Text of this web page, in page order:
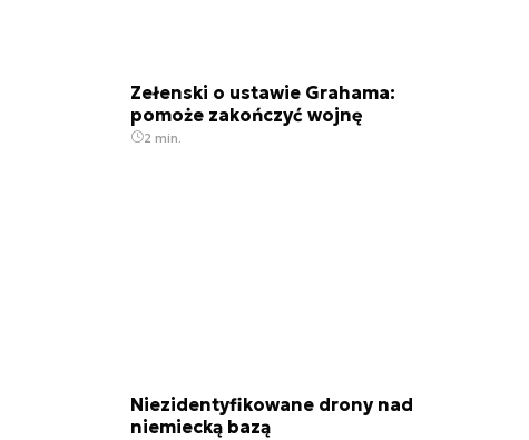
Zełenski o ustawie Grahama:
pomoże zakończyć wojnę
2 min.
Niezidentyfikowane drony nad
niemiecką bazą